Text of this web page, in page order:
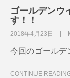
ゴールデンウ
す！！
2018年4月23日
今回のゴール
CONTINUE